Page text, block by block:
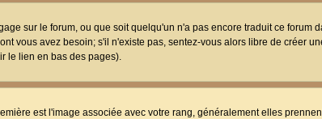
sur le forum, ou que soit quelqu'un n'a pas encore traduit ce forum
vous avez besoin; s'il n'existe pas, sentez-vous alors libre de créer
le lien en bas des pages).
est l'image associée avec votre rang, généralement elles